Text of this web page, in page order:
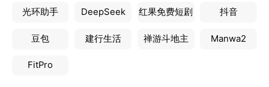
光环助手 DeepSeek 红果免费短剧 抖音
豆包 建行生活 禅游斗地主 Manwa2
FitPro